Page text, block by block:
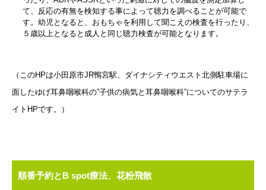
て、反応の有無を検知する事によって聴力を調べることが可能で
す。幼児となると、おもちゃを利用して聞こえの検査を行ったり、
５歳以上となると成人と同じ聴力検査が可能となります。
（このHPは小田原市JR鴨宮駅、ダイナシティウエスト北側駐車場に
面したゆげ耳鼻咽喉科の”子供の病気と耳鼻咽喉科”についてのサテラ
イトHPです。）
順番予約とB spot療法、花粉飛散